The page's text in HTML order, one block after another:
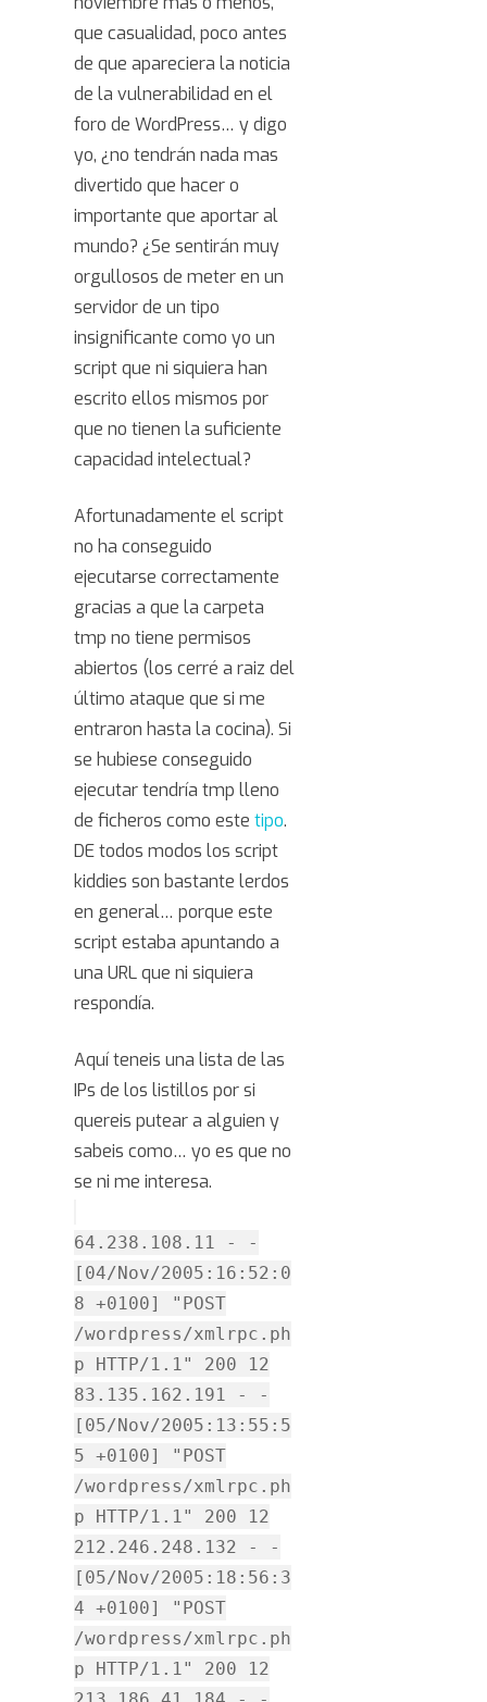
que casualidad, poco antes
de que apareciera la noticia
de la vulnerabilidad en el
foro de WordPress… y digo
yo, ¿no tendrán nada mas
divertido que hacer o
importante que aportar al
mundo? ¿Se sentirán muy
orgullosos de meter en un
servidor de un tipo
insignificante como yo un
script que ni siquiera han
escrito ellos mismos por
que no tienen la suficiente
capacidad intelectual?
Afortunadamente el script
no ha conseguido
ejecutarse correctamente
gracias a que la carpeta
tmp no tiene permisos
abiertos (los cerré a raiz del
último ataque que si me
entraron hasta la cocina). Si
se hubiese conseguido
ejecutar tendría tmp lleno
de ficheros como este tipo.
DE todos modos los script
kiddies son bastante lerdos
en general… porque este
script estaba apuntando a
una URL que ni siquiera
respondía.
Aquí teneis una lista de las
IPs de los listillos por si
quereis putear a alguien y
sabeis como… yo es que no
se ni me interesa.
64.238.108.11 - -
[04/Nov/2005:16:52:0
8 +0100] "POST
/wordpress/xmlrpc.ph
p HTTP/1.1" 200 12
83.135.162.191 - -
[05/Nov/2005:13:55:5
5 +0100] "POST
/wordpress/xmlrpc.ph
p HTTP/1.1" 200 12
212.246.248.132 - -
[05/Nov/2005:18:56:3
4 +0100] "POST
/wordpress/xmlrpc.ph
p HTTP/1.1" 200 12